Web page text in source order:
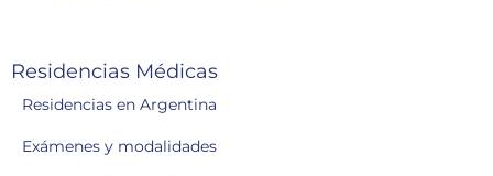
Residencias Médicas
Residencias en Argentina
Exámenes y modalidades